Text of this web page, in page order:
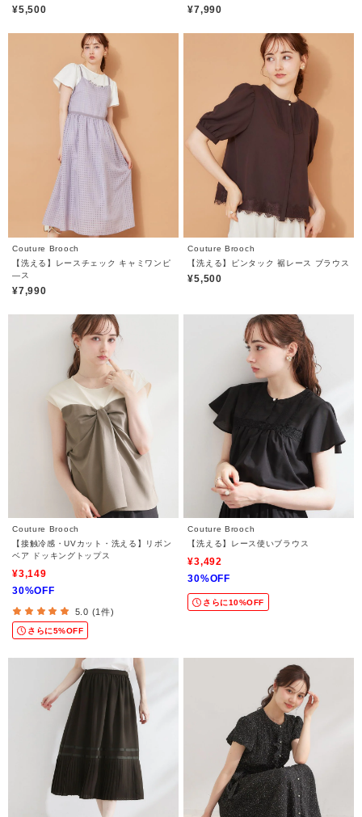
¥5,500 ¥7,990
Couture Brooch
【洗える】レースチェック キャミワンピ
―ス
¥7,990
Couture Brooch
【洗える】ピンタック 裾レース ブラウス
¥5,500
Couture Brooch
【接触冷感・UVカット・洗える】リボン
ベア ドッキングトップス
¥3,149
30%OFF
5.0 (1件)
さらに5%OFF
Couture Brooch
【洗える】レース使いブラウス
¥3,492
30%OFF
さらに10%OFF